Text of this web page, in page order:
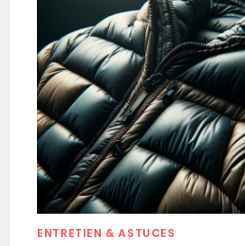
ENTRETIEN & ASTUCES